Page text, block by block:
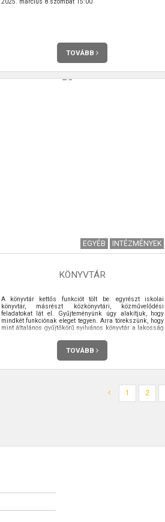
TOVÁBB
EGYÉB INTÉZMÉNYEK
KÖNYVTÁR
A könyvtár kettős funkciót tölt be: egyrészt iskolai
könyvtár, másrészt közkönyvtári, közművelődési
feladatokat lát el. Gyűjteményünk úgy alakítjuk, hogy
mindkét funkciónak eleget tegyen. Arra törekszünk, hogy
mint általános gyűjtőkörű nyilvános könyvtár a lakosság
számára tudjon szolgáltatásokat nyújtani és, mint
iskolai könyvtár az iskolai feladatoknak megfelelő
komplex gyűjteményünk legyen. A nyomtatott
audiovizuális, számítástechnikai információhordozókat
TOVÁBB
1 2